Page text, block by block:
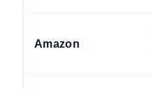
Amazon